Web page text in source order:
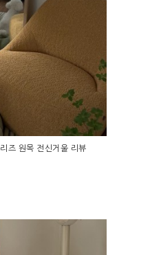
즈 원목 전신거울 리뷰